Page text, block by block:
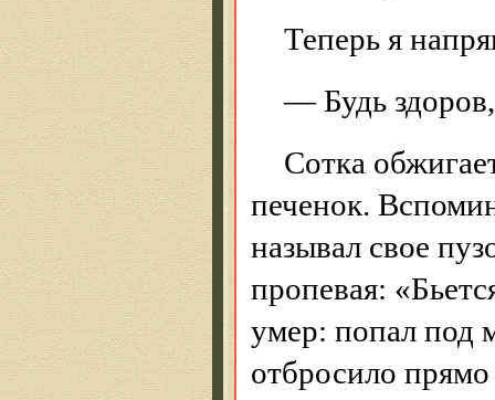
Теперь я
— Будь
Сотка
печенок.
называл свое
пропевая:
умер: попал под
отбросило